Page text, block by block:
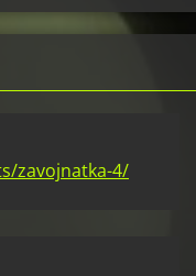
zavojnatka-4/